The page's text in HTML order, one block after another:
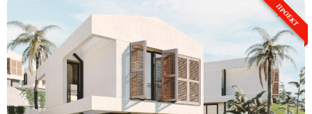
ПРОЕКТ